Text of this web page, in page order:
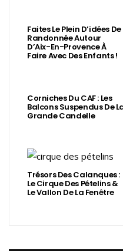
Faites Le Plein D’idées De
Randonnée Autour
D’Aix-En-Provence À
Faire Avec Des Enfants !
Corniches Du CAF : Les
Balcons Suspendus De
Grande Candelle
Trésors Des Calanques :
Le Cirque Des Pételins &
Le Vallon De La Fenêtre